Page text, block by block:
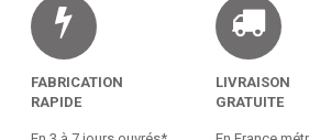
FABRICATION
RAPIDE
LIVRAISON
GRATUITE